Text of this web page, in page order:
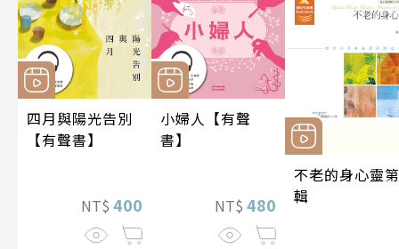
四月與陽光告別
【有聲書】
NT$ 400
小婦人【有聲
書】
NT$ 480
不老的身心靈
輯